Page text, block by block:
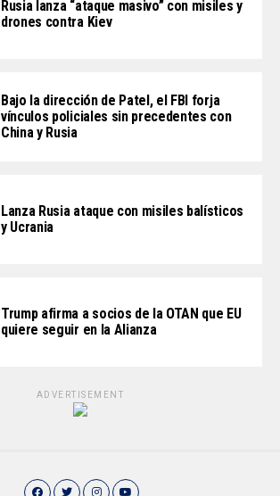
Rusia lanza “ataque masivo” con misiles y
drones contra Kiev
Bajo la dirección de Patel, el FBI forja
vínculos policiales sin precedentes con
China y Rusia
Lanza Rusia ataque con misiles balísticos
y Ucrania
Trump afirma a socios de la OTAN que EU
quiere seguir en la Alianza
ADVERTISEMENT